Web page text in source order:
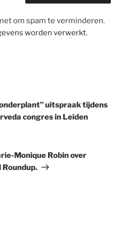
om spam te verminderen.
worden verwerkt.
uitspraak tijdens
congres in Leiden
Monique Robin over